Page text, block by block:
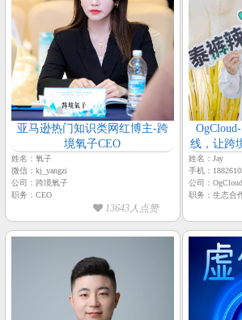
亚马逊热门知识类网红博主-跨
境氧子CEO
姓名：氧子
微信：kj_yangzi
公司：跨境氧子
职务：CEO
13643人点赞
线，让跨
姓名：Jay
手机：
公司：OgCloud
职务：生态合